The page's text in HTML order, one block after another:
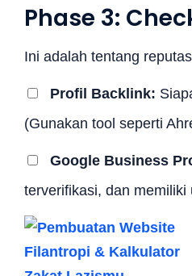
Phase 3:
Ini adalah tentang
Profil Backlink:
(Gunakan tool seperti
Google Business
terverifikasi, dan memiliki